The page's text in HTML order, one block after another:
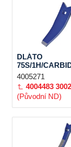
DLÁTO
75S/1H/
4005271
4004483
(Původní ND)